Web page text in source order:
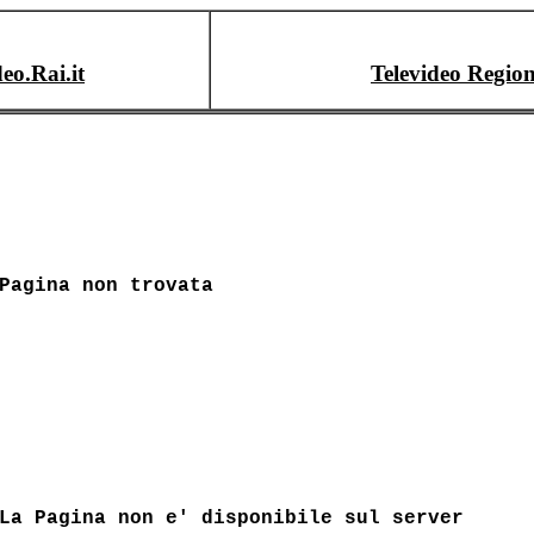
Televideo
Pagina non trovata
La Pagina non e' disponibile sul server